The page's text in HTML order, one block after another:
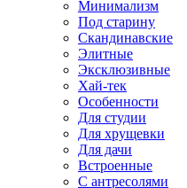
Минимализм
Под старину
Скандинавские
Элитные
Эксклюзивные
Хай-тек
Особенности
Для студии
Для хрущевки
Для дачи
Встроенные
С антресолями